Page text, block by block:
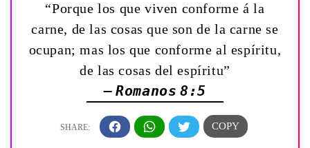
“Porque los que viven conforme á la
carne, de las cosas que son de la carne se
ocupan; mas los que conforme al espíritu,
de las cosas del espíritu”
— Romanos 8:5